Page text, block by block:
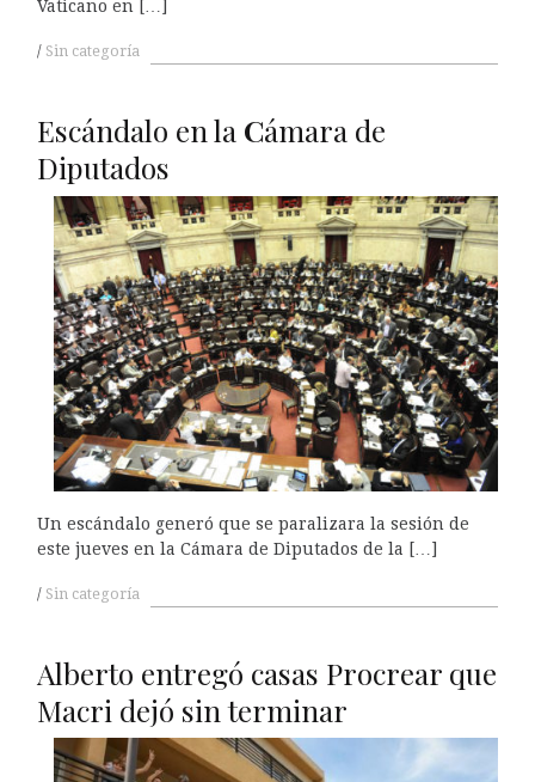
Vaticano en […]
Sin categoría
Escándalo en la Cámara de
Diputados
Un escándalo generó que se paralizara la sesión de
este jueves en la Cámara de Diputados de la […]
Sin categoría
Alberto entregó casas Procrear que
Macri dejó sin terminar